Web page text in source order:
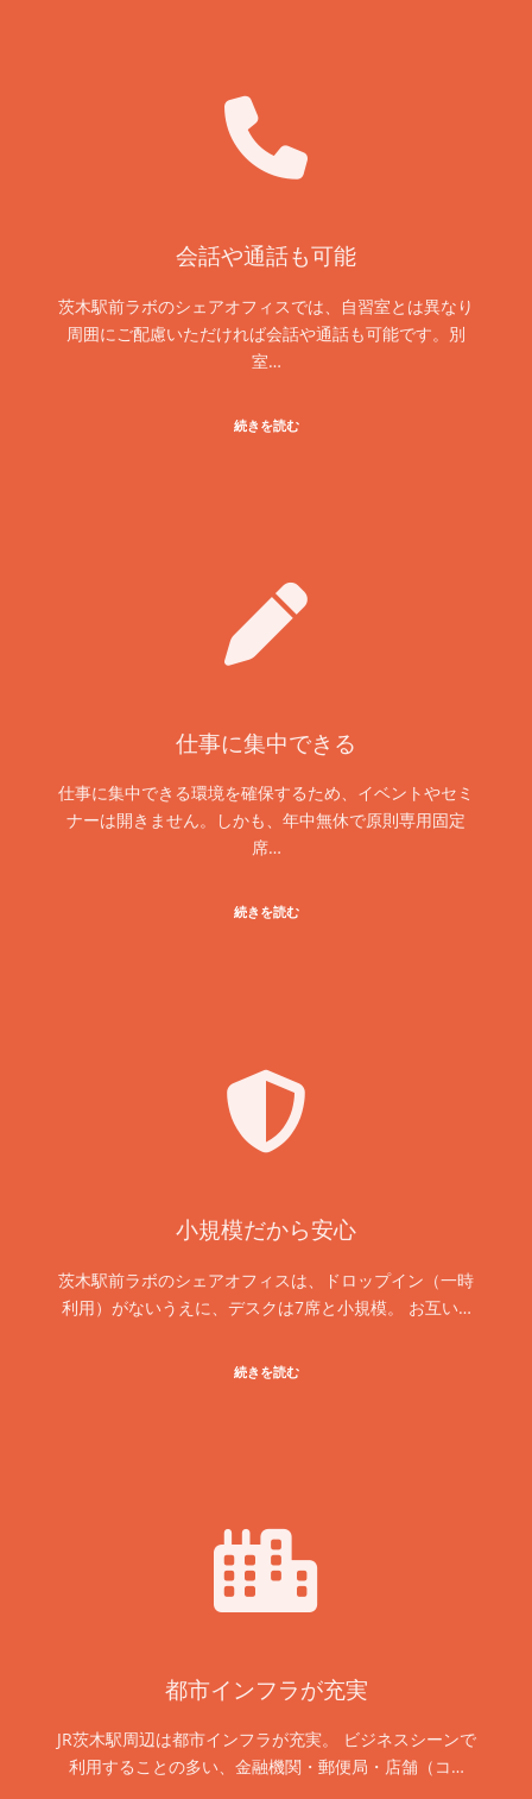
会話や通話も可能
茨木駅前ラボのシェアオフィスでは、自習室とは異なり
周囲にご配慮いただければ会話や通話も可能です。別
室…
続きを読む
仕事に集中できる
仕事に集中できる環境を確保するため、イベントやセミ
ナーは開きません。しかも、年中無休で原則専用固定
席…
続きを読む
小規模だから安心
茨木駅前ラボのシェアオフィスは、ドロップイン（一時
利用）がないうえに、デスクは7席と小規模。 お互い…
続きを読む
都市インフラが充実
JR茨木駅周辺は都市インフラが充実。 ビジネスシーンで
利用することの多い、金融機関・郵便局・店舗（コ…